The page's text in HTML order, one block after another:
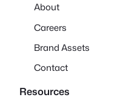
About
Careers
Brand Assets
Contact
Resources